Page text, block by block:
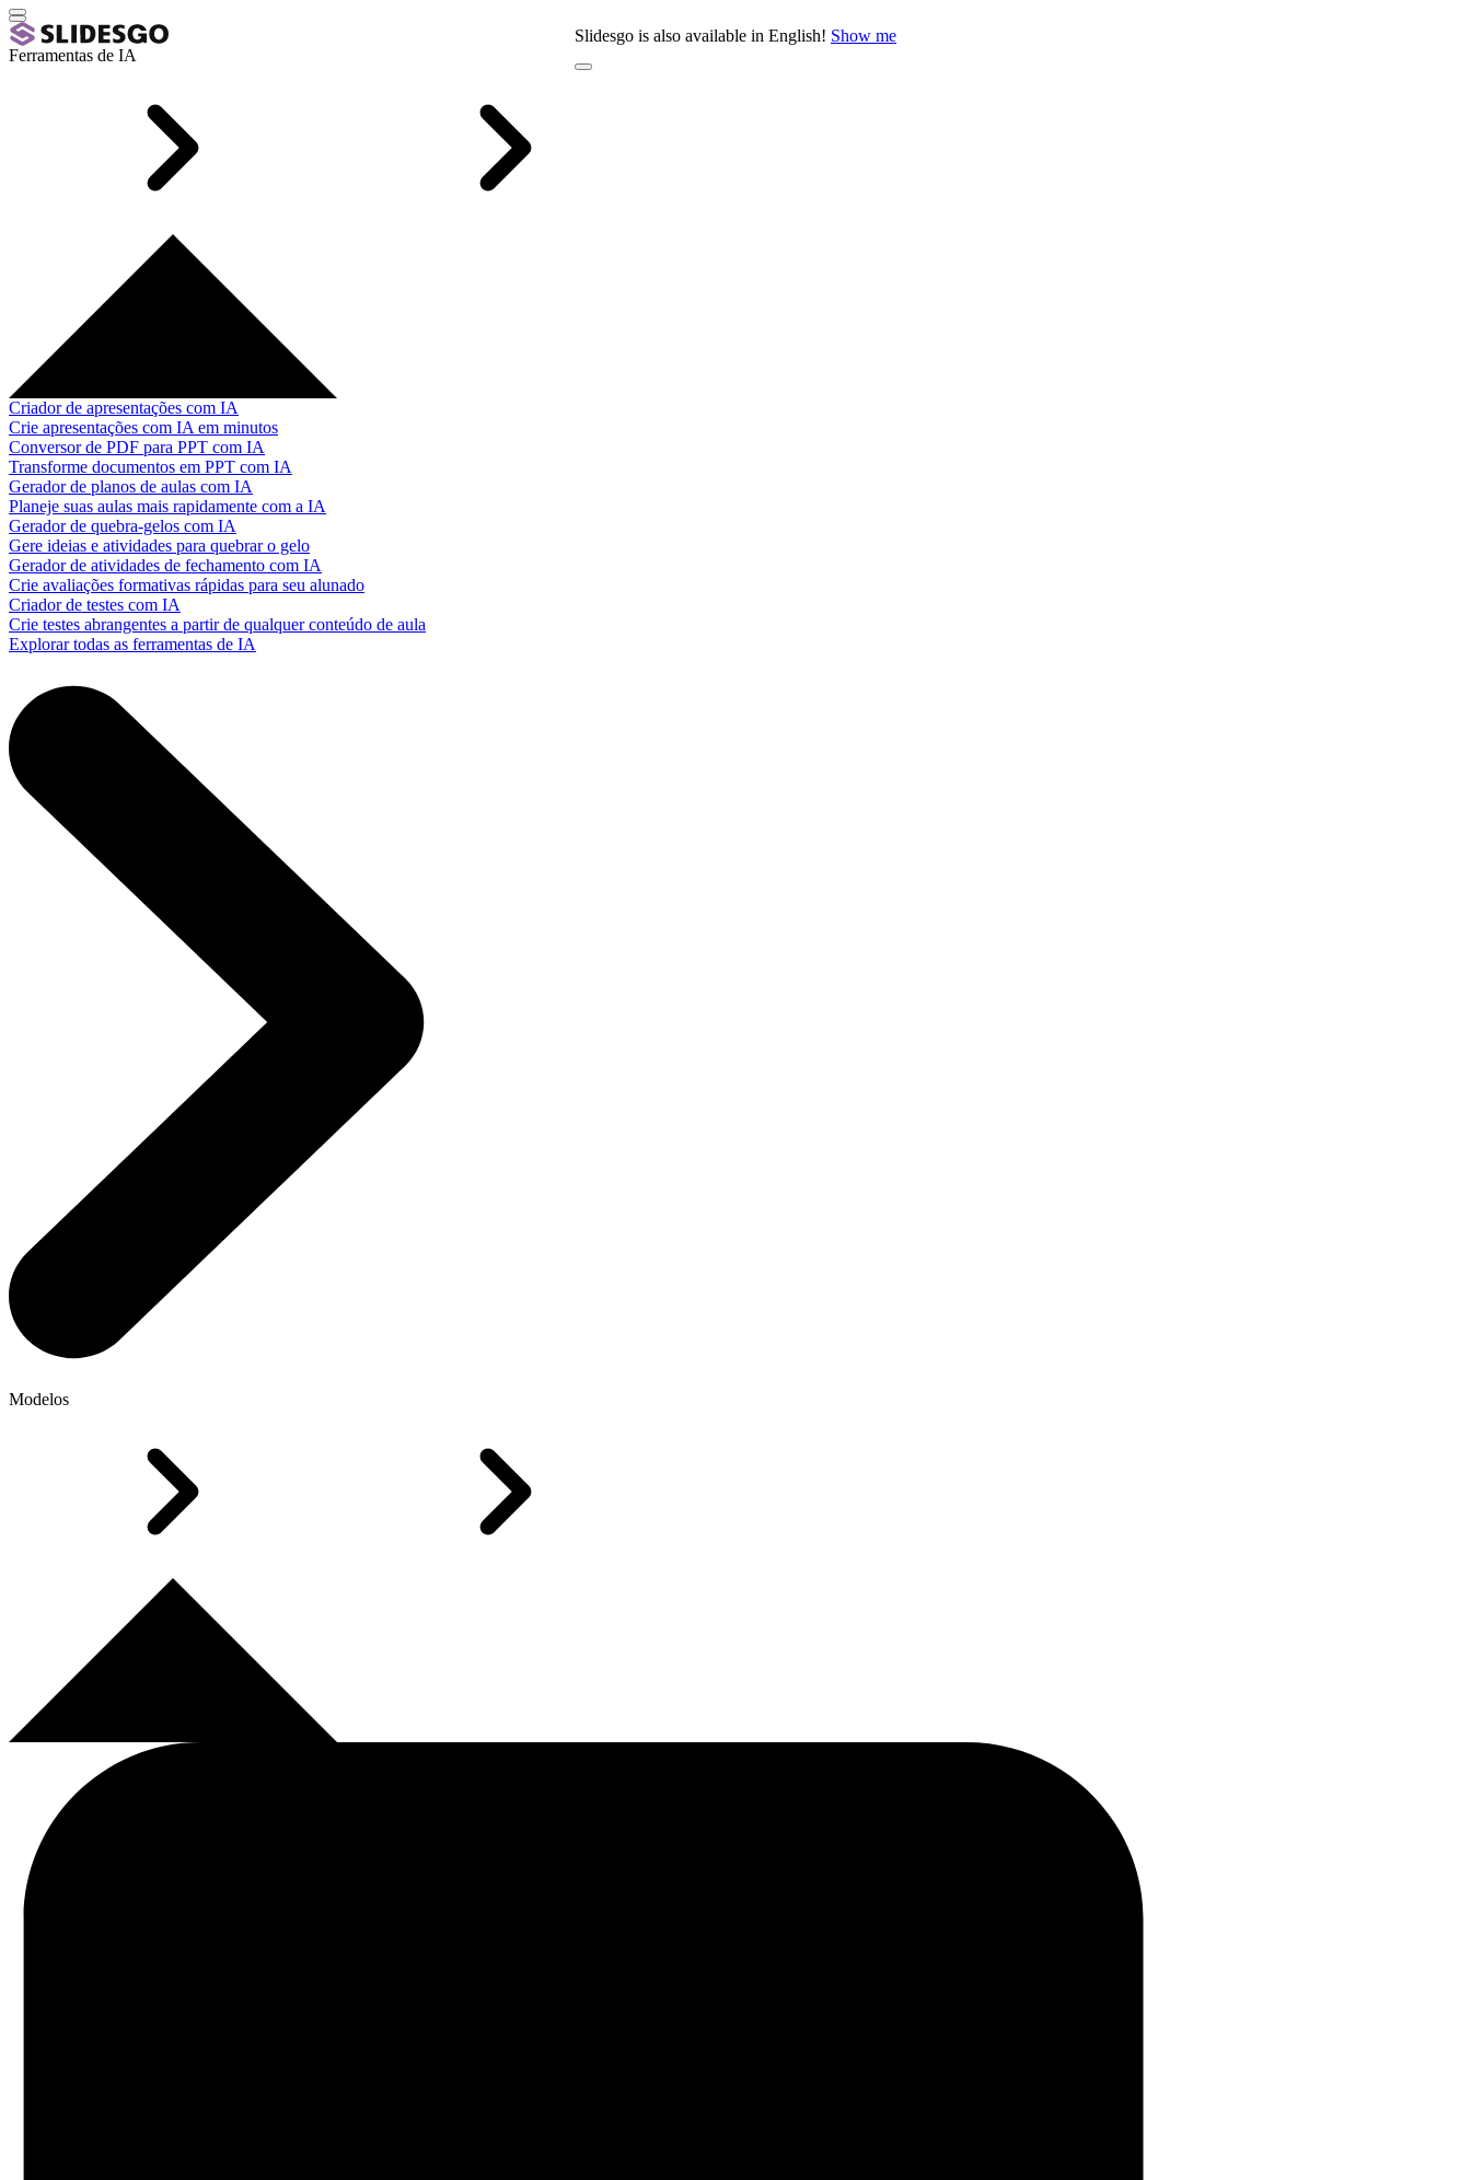
Slidesgo is also available in English! Show me
Ferramentas de IA
Criador de apresentações com IA
Crie apresentações com IA em minutos
Conversor de PDF para PPT com IA
Transforme documentos em PPT com IA
Gerador de planos de aulas com IA
Planeje suas aulas mais rapidamente com a IA
Gerador de quebra-gelos com IA
Gere ideias e atividades para quebrar o gelo
Gerador de atividades de fechamento com IA
Crie avaliações formativas rápidas para seu alunado
Criador de testes com IA
Crie testes abrangentes a partir de qualquer conteúdo de aula
Explorar todas as ferramentas de IA
Modelos